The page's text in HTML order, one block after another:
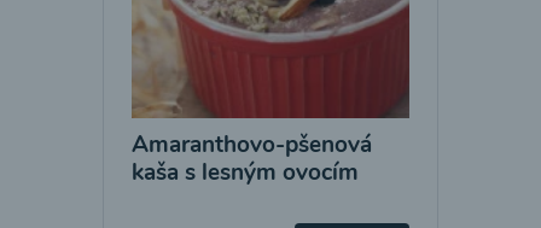
Amaranthovo-pšenová
kaša s lesným ovocím